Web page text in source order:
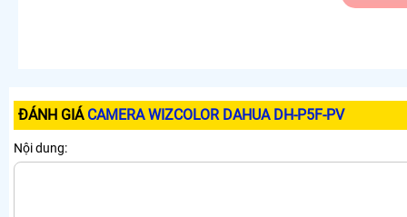
ĐÁNH GIÁ CAMERA WIZCOLOR DAHUA DH-P5F-PV
Nội dung: